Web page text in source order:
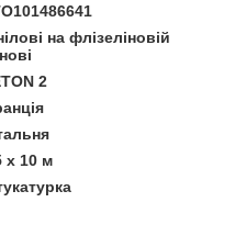
на флізеліновій
2
x 10 м